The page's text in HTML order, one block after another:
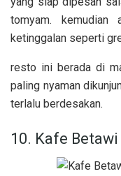
tomyam.
ketinggalan seperti
resto ini berada di
paling nyaman
terlalu berdesakan.
10. Kafe